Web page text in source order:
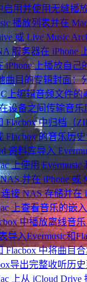
启用并使用无缝播
播放列表并在
或 Live Music
服务器在 iPhone
iPhone 上播放自己
曲目的专辑封面：
上编辑音频文件的
设备之间传输音
Flacbox 中归档（
Flacbox 的音乐历
资料库导入
上使用
并在 iPhone 或
接 NAS 存储并在
上查看音乐的嵌
中播放离线音
导入Evermusic和
Flacbox 中将曲目
导出完整收听历
上从 iCloud Drive